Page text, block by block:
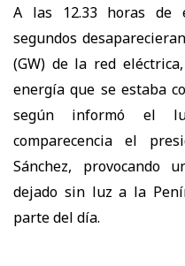
A las 12.33 horas de
segundos
(GW) de la red
energía que se estaba
según informó el
comparecencia el
Sánchez, provocando
dejado sin luz a la
parte del día.